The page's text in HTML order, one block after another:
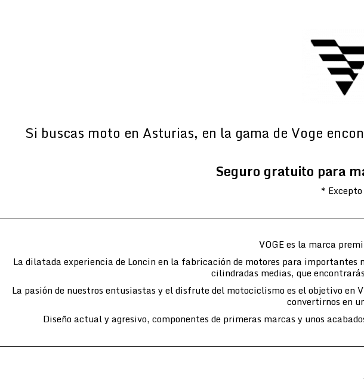
Si buscas moto en Asturias, en la gama de Voge
Seguro gratuito para
*
VOGE es la marca
La dilatada experiencia de Loncin en la fabricación de motores para
cilindradas medias, que
La pasión de nuestros entusiastas y el disfrute del motociclismo es el objetivo
convertirnos en
Diseño actual y agresivo, componentes de primeras marcas y unos